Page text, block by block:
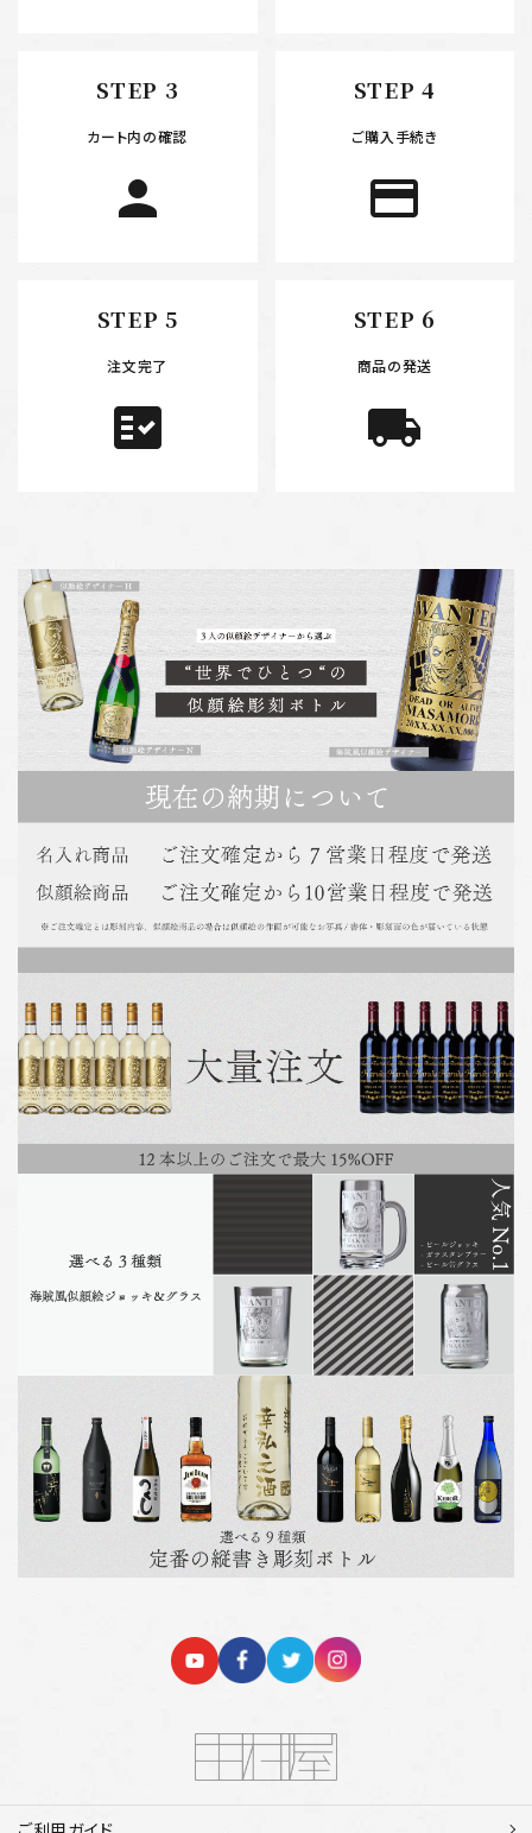
STEP 3
カート内の確認
person
STEP 4
ご購入手続き
payment
STEP 5
注文完了
fact_check
STEP 6
商品の発送
local_shipping